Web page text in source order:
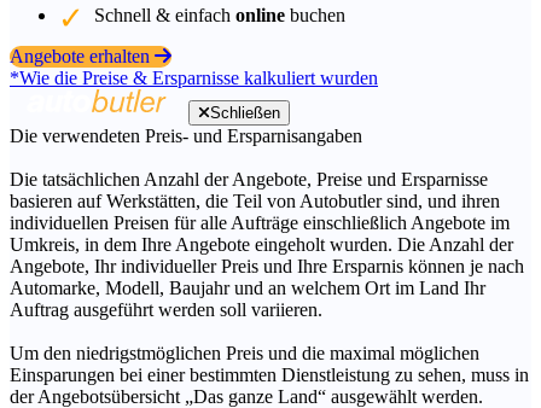
Schnell & einfach online buchen
Angebote erhalten
*Wie die Preise & Ersparnisse kalkuliert wurden
Schließen
Die verwendeten Preis- und Ersparnisangaben
Die tatsächlichen Anzahl der Angebote, Preise und Ersparnisse
basieren auf Werkstätten, die Teil von Autobutler sind, und ihren
individuellen Preisen für alle Aufträge einschließlich Angebote im
Umkreis, in dem Ihre Angebote eingeholt wurden. Die Anzahl der
Angebote, Ihr individueller Preis und Ihre Ersparnis können je nach
Automarke, Modell, Baujahr und an welchem Ort im Land Ihr
Auftrag ausgeführt werden soll variieren.
Um den niedrigstmöglichen Preis und die maximal möglichen
Einsparungen bei einer bestimmten Dienstleistung zu sehen, muss in
der Angebotsübersicht „Das ganze Land“ ausgewählt werden.